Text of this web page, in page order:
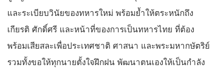
และระเบียบวินัยของทหารใหม่ พร้อมย้ำให้ตระหนักถึง
เกียรติ ศักดิ์ศรี และหน้าที่ของการเป็นทหารไทย ที่ต้อง
พร้อมเสียสละเพื่อประเทศชาติ ศาสนา และพระมหากษัตริย์
รวมทั้งขอให้ทุกนายตั้งใจฝึกฝน พัฒนาตนเองให้เป็นกำลัง